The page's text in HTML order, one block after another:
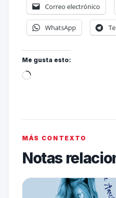
Correo electrónico
WhatsApp
Me gusta esto:
MÁS CONTEXTO
Notas